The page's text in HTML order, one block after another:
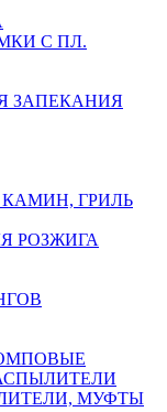
С ПЛ.
ЗАПЕКАНИЯ
ГРИЛЬ
РОЗЖИГА
МУФТЫ